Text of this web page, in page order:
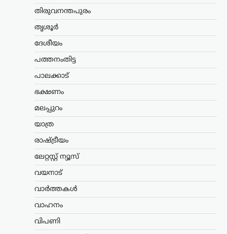
തിരുവനന്തപുരം
തൃശൂർ
ദേശീയം
പത്തനംതിട്ട
പാലക്കാട്
ഭക്ഷണം
മലപ്പുറം
യാത്ര
രാഷ്ട്രീയം
ലേറ്റസ്റ്റ് ന്യൂസ്
വയനാട്
വാർത്തകൾ
വാഹനം
വിപണി
നിൽക്കുമെന്ന് ഉറപ്പ്
നൽകാനും സമയം
കണ്ടെത്തുന്നു: ഉദ്ധവ്
രൂക്ഷ വിമർശനവുമായി ശിവസേന
രാജ്യത്ത് പ്രതിഷേധിക്കുന്ന യുവാക്കളുടെ
വിട്ട്…
കേരളം
പിന്തുണവേണ്ട, പിന്നില്‍
നിന്ന് കുത്തരുത്; എംവി
ജയരാജനെതിരെ
പൊലീസിനെ ഭീഷണിപ്പെടുത്തിയ